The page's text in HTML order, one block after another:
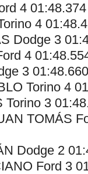
4
4
Dodge 3
4
3
Torino 4
Torino 3
TOMÁS
Dodge 2
Ford 3